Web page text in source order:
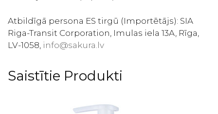
Atbildīgā persona ES tirgū (Importētājs): SIA
Riga-Transit Corporation, Imulas iela 13A, Rīga,
LV-1058, info@sakura.lv
Saistītie Produkti